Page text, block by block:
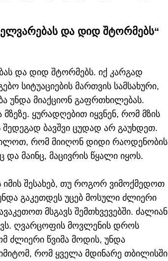
და დიდ შტორმებს“
და დიდ შტორმებს. იქ კარგად
სიტუაციების მართვის სამსახური,
უნდა მიაქციონ გაფრთხილებას.
მზეზე. ყურადღებით იყვნენ, რომ მზის
ბავშვი ცუდად არ გაუხდეთ.
რომ მიიღონ დიდი რაოდენობის
მაინც, მაცივრის წყალი იყოს.
იმის შესახებ, თუ როგორ ვიმოქმედოთ
გაკეთდეს უცებ მოსული ძლიერი
მსგავს შემთხვევებში. ძალიან
ღვარცოფის მოვლენის დროს
ძლიერი წვიმა მოდის, უნდა
რომ ყველა მდინარე თბილისში